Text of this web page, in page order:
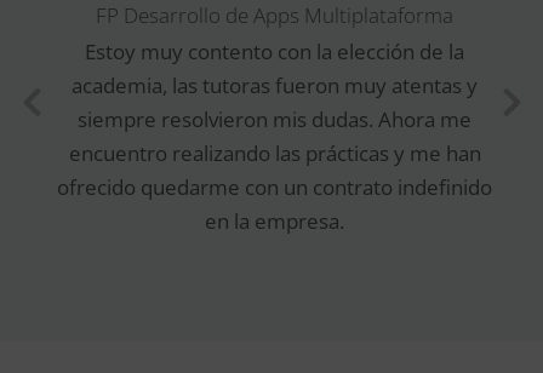
FP Desarrollo de Apps Multiplataforma
Estoy muy contento con la elección de la
academia, las tutoras fueron muy atentas y
siempre resolvieron mis dudas. Ahora me
encuentro realizando las prácticas y me han
ofrecido quedarme con un contrato indefinido
en la empresa.